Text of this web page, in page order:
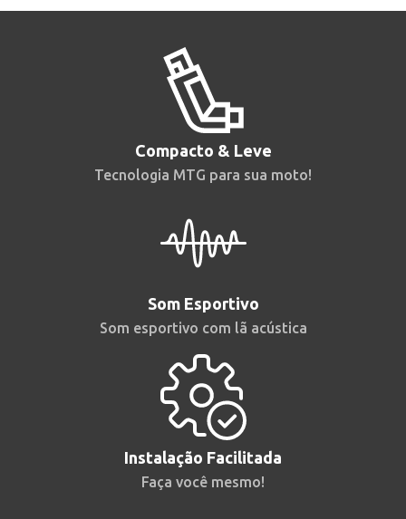
Compacto & Leve
Tecnologia MTG para sua moto!
Som Esportivo
Som esportivo com lã acústica
Instalação Facilitada
Faça você mesmo!